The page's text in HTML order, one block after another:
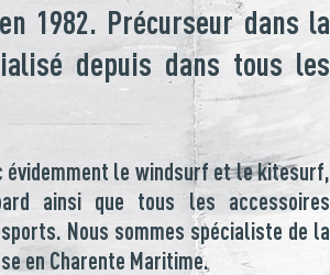
1982. Précurseur dans la
depuis dans tous les
évidemment le windsurf et le kitesurf,
ainsi que tous les accessoires
Nous sommes spécialiste de la
en Charente Maritime.